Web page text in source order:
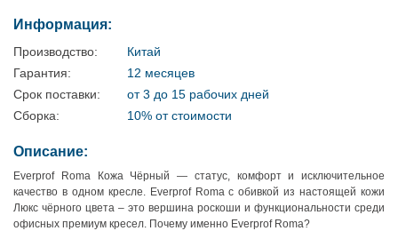
Информация:
Производство:
Китай
Гарантия:
12 месяцев
Срок поставки:
от 3 до 15 рабочих дней
Сборка:
10% от стоимости
Описание:
Everprof Roma Кожа Чёрный — статус, комфорт и исключительное
качество в одном кресле. Everprof Roma с обивкой из настоящей кожи
Люкс чёрного цвета – это вершина роскоши и функциональности среди
офисных премиум кресел. Почему именно Everprof Roma?